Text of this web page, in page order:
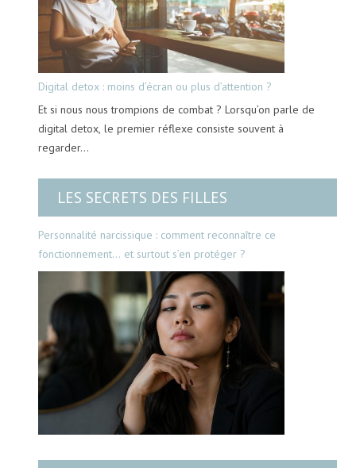
Digital detox : moins d’écran ou plus d’attention ?
Et si nous nous trompions de combat ? Lorsqu’on parle de
digital detox, le premier réflexe consiste souvent à
regarder…
LES SECRETS DES FILLES
Personnalité narcissique : comment reconnaître ce
fonctionnement… et surtout s’en protéger ?